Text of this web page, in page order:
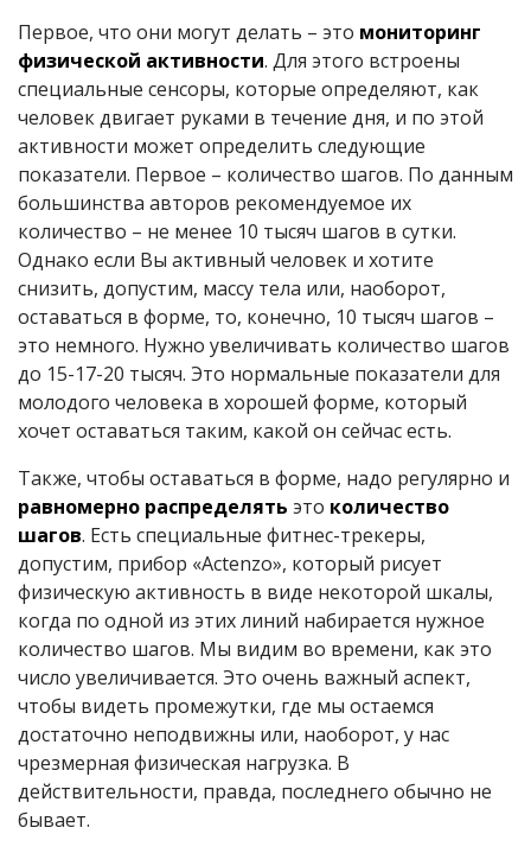
Первое, что они могут делать – это мониторинг
физической активности. Для этого встроены
специальные сенсоры, которые определяют, как
человек двигает руками в течение дня, и по этой
активности может определить следующие
показатели. Первое – количество шагов. По данным
большинства авторов рекомендуемое их
количество – не менее 10 тысяч шагов в сутки.
Однако если Вы активный человек и хотите
снизить, допустим, массу тела или, наоборот,
оставаться в форме, то, конечно, 10 тысяч шагов –
это немного. Нужно увеличивать количество шагов
до 15-17-20 тысяч. Это нормальные показатели для
молодого человека в хорошей форме, который
хочет оставаться таким, какой он сейчас есть.
Также, чтобы оставаться в форме, надо регулярно и
равномерно распределять это количество
шагов. Есть специальные фитнес-трекеры,
допустим, прибор «Actenzo», который рисует
физическую активность в виде некоторой шкалы,
когда по одной из этих линий набирается нужное
количество шагов. Мы видим во времени, как это
число увеличивается. Это очень важный аспект,
чтобы видеть промежутки, где мы остаемся
достаточно неподвижны или, наоборот, у нас
чрезмерная физическая нагрузка. В
действительности, правда, последнего обычно не
бывает.